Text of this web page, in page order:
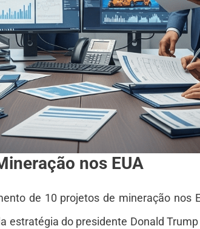
nos EUA
de 10 projetos de mineração nos
estratégia do presidente Donald